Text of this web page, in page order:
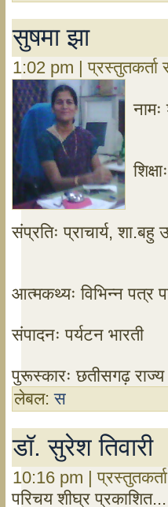
सुषमा झा
1:02 pm | प्रस्तुतकर्ता
संप्रतिः प्राचार्य,
आत्मकथ्यः विभिन्न पत्र
संपादनः पर्यटन भारती
पुरूस्कारः छतीसगढ़ राज्य
लेबल:स
डॉ. सुरेश तिवारी
10:16 pm | प्रस्तुतकर्ता
परिचय शीघ्र प्रकाशित...